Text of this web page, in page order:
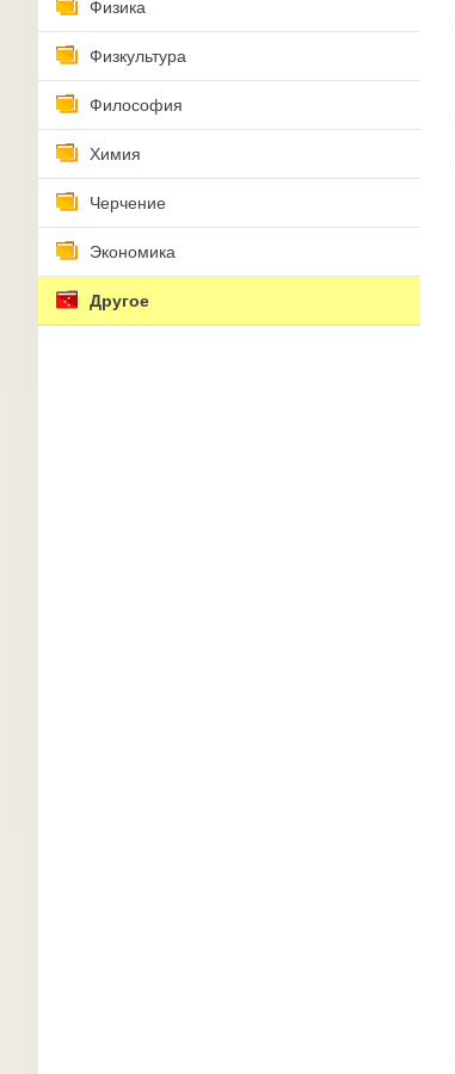
Физика
Физкультура
Философия
Химия
Черчение
Экономика
Другое